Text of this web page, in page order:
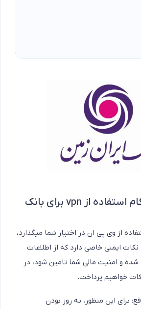
نکات ایمنی هنگام استفاده از vpn برای بانک
از وی پی ان در اختیار شما میگذارد،
ایمنی خاصی دارد که از اطلاعات
و امنیت مالی شما تامین شود، در
خواهیم پرداخت.
برای این منظور، به روز بودن